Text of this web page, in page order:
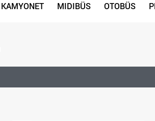
KAMYONET MIDIBÜS OTOBÜS